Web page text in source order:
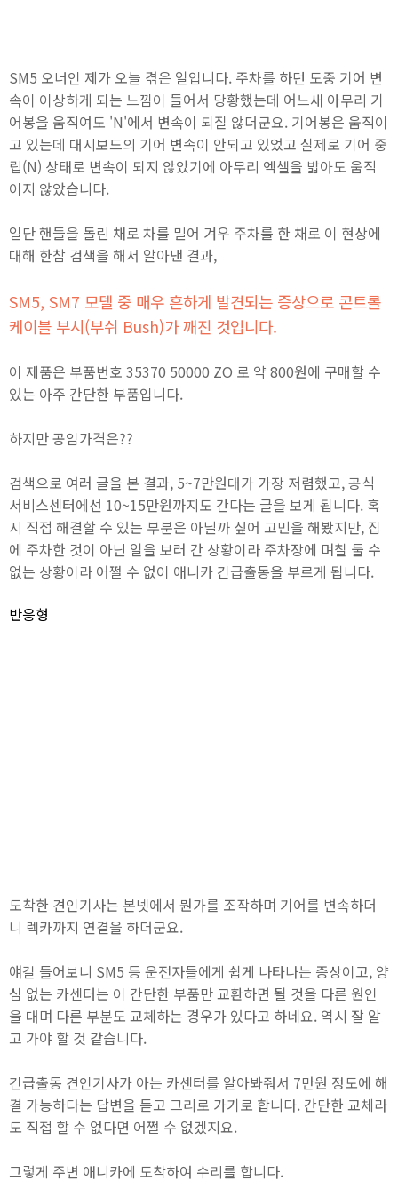
SM5 오너인 제가 오늘 겪은 일입니다. 주차를 하던 도중 기어 변
속이 이상하게 되는 느낌이 들어서 당황했는데 어느새 아무리 기
어봉을 움직여도 'N'에서 변속이 되질 않더군요. 기어봉은 움직이
고 있는데 대시보드의 기어 변속이 안되고 있었고 실제로 기어 중
립(N) 상태로 변속이 되지 않았기에 아무리 엑셀을 밟아도 움직
이지 않았습니다.
일단 핸들을 돌린 채로 차를 밀어 겨우 주차를 한 채로 이 현상에
대해 한참 검색을 해서 알아낸 결과,
SM5, SM7 모델 중 매우 흔하게 발견되는 증상으로 콘트롤
케이블 부시(부쉬 Bush)가 깨진 것입니다.
이 제품은 부품번호 35370 50000 ZO 로 약 800원에 구매할 수
있는 아주 간단한 부품입니다.
하지만 공임가격은??
검색으로 여러 글을 본 결과, 5~7만원대가 가장 저렴했고, 공식
서비스센터에선 10~15만원까지도 간다는 글을 보게 됩니다. 혹
시 직접 해결할 수 있는 부분은 아닐까 싶어 고민을 해봤지만, 집
에 주차한 것이 아닌 일을 보러 간 상황이라 주차장에 며칠 둘 수
없는 상황이라 어쩔 수 없이 애니카 긴급출동을 부르게 됩니다.
반응형
도착한 견인기사는 본넷에서 뭔가를 조작하며 기어를 변속하더
니 렉카까지 연결을 하더군요.
얘길 들어보니 SM5 등 운전자들에게 쉽게 나타나는 증상이고, 양
심 없는 카센터는 이 간단한 부품만 교환하면 될 것을 다른 원인
을 대며 다른 부분도 교체하는 경우가 있다고 하네요. 역시 잘 알
고 가야 할 것 같습니다.
긴급출동 견인기사가 아는 카센터를 알아봐줘서 7만원 정도에 해
결 가능하다는 답변을 듣고 그리로 가기로 합니다. 간단한 교체라
도 직접 할 수 없다면 어쩔 수 없겠지요.
그렇게 주변 애니카에 도착하여 수리를 합니다.